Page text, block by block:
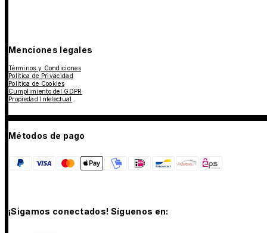
Menciones legales
Términos y Condiciones
Política de Privacidad
Política de Cookies
Cumplimiento del GDPR
Propiedad Intelectual
Métodos de pago
¡Sigamos conectados! Síguenos en: